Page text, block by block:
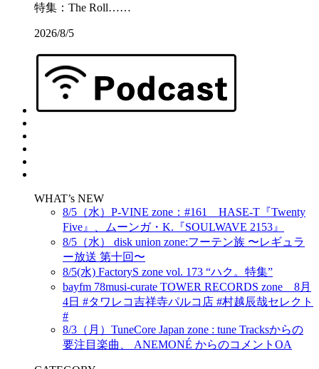
特集：The Roll……
2026/8/5
WHAT’s NEW
8/5（水）P-VINE zone：#161 HASE-T『Twenty
Five』、ムーンガ・K.『SOULWAVE 2153』
8/5（水） disk union zone:フーテン族 〜レギュラ
ー放送 第十回〜
8/5(水) FactoryS zone vol. 173 “ハク。特集”
bayfm 78musi-curate TOWER RECORDS zone 8月
4日 #タワレコ吉祥寺パルコ店 #村越辰哉セレクト
#
8/3（月）TuneCore Japan zone : tune Tracksからの
要注目楽曲、 ANEMONÉ からのコメントOA